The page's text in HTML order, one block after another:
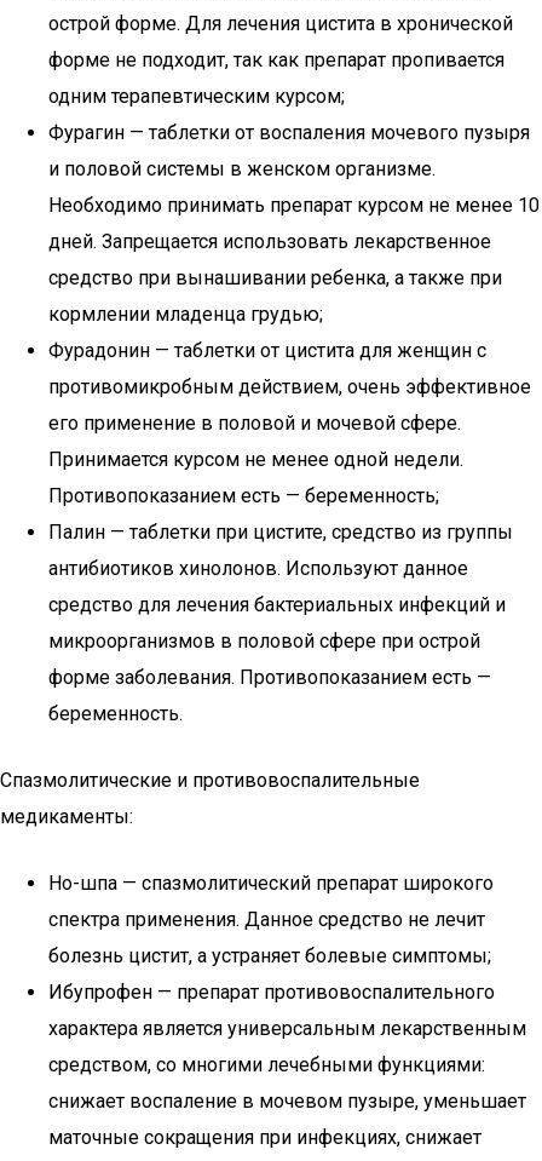
острой форме. Для лечения цистита в хронической
форме не подходит, так как препарат пропивается
одним терапевтическим курсом;
Фурагин — таблетки от воспаления мочевого пузыря
и половой системы в женском организме.
Необходимо принимать препарат курсом не менее 10
дней. Запрещается использовать лекарственное
средство при вынашивании ребенка, а также при
кормлении младенца грудью;
Фурадонин — таблетки от цистита для женщин с
противомикробным действием, очень эффективное
его применение в половой и мочевой сфере.
Принимается курсом не менее одной недели.
Противопоказанием есть — беременность;
Палин — таблетки при цистите, средство из группы
антибиотиков хинолонов. Используют данное
средство для лечения бактериальных инфекций и
микроорганизмов в половой сфере при острой
форме заболевания. Противопоказанием есть —
беременность.
Спазмолитические и противовоспалительные
медикаменты:
Но-шпа — спазмолитический препарат широкого
спектра применения. Данное средство не лечит
болезнь цистит, а устраняет болевые симптомы;
Ибупрофен — препарат противовоспалительного
характера является универсальным лекарственным
средством, со многими лечебными функциями:
снижает воспаление в мочевом пузыре, уменьшает
маточные сокращения при инфекциях, снижает